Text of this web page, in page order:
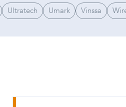
Ultratech Umark Vinssa